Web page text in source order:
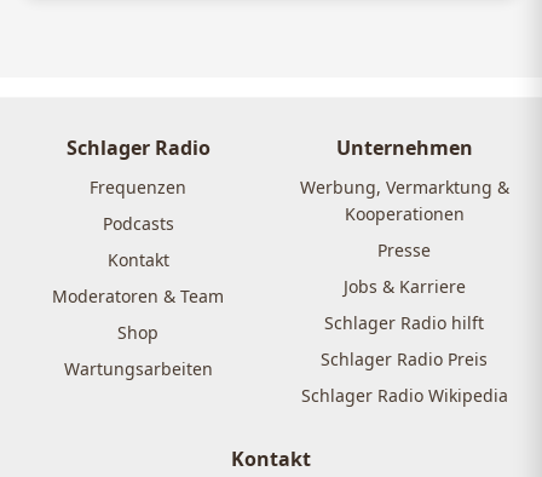
Schlager Radio
Frequenzen
Podcasts
Kontakt
Moderatoren & Team
Shop
Wartungsarbeiten
Unternehmen
Werbung, Vermarktung &
Kooperationen
Presse
Jobs & Karriere
Schlager Radio hilft
Schlager Radio Preis
Schlager Radio Wikipedia
Kontakt